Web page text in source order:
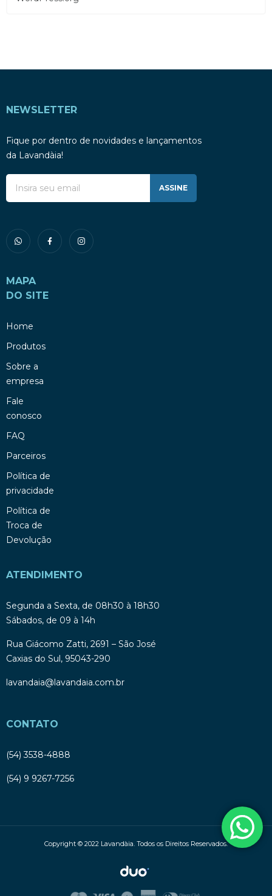
NEWSLETTER
Fique por dentro de novidades e lançamentos
da Lavandàia!
ASSINE
MAPA
DO SITE
Home
Produtos
Sobre a
empresa
Fale
conosco
FAQ
Parceiros
Política de
privacidade
Política de
Troca de
Devolução
ATENDIMENTO
Segunda a Sexta, de 08h30 à 18h30
Sábados, de 09 à 14h
Rua Giácomo Zatti, 2691 – São José
Caxias do Sul, 95043-290
lavandaia@lavandaia.com.br
CONTATO
(54) 3538-4888
(54) 9 9267-7256
Copyright © 2022 Lavandàia. Todos os Direitos Reservados.